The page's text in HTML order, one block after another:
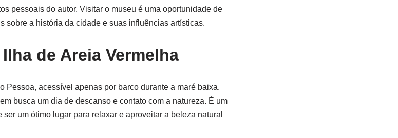
pessoais do autor. Visitar o museu é uma oportunidade de
sobre a história da cidade e suas influências artísticas.
de Areia Vermelha
Pessoa, acessível apenas por barco durante a maré baixa.
busca um dia de descanso e contato com a natureza. É um
um ótimo lugar para relaxar e aproveitar a beleza natural